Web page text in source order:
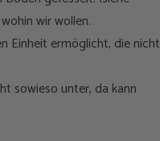
wir wollen.
Einheit ermöglicht, die nicht
sowieso unter, da kann